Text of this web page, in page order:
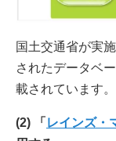
国土交通省が実
されたデータベ
載されています。
(2) 「 レインズ・